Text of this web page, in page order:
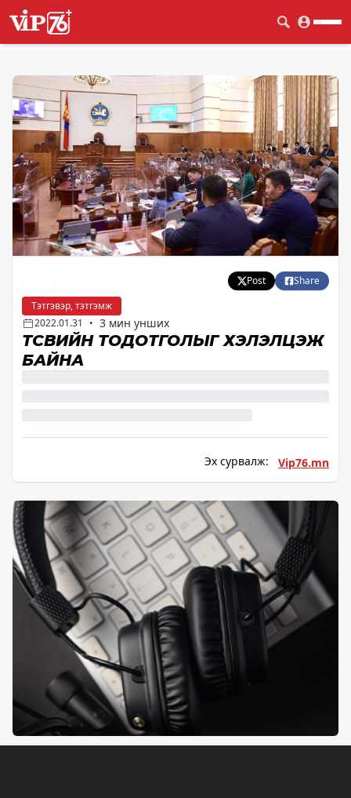
Post
Share
Тэтгэвэр, тэтгэмж
2022.01.31
• 3 мин унших
ТӨСВИЙН ТОДОТГОЛЫГ ХЭЛЭЛЦЭЖ
БАЙНА
Эх сурвалж: Vip76.mn